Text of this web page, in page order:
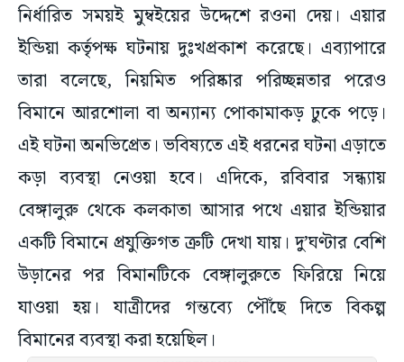
নির্ধারিত সময়ই মুম্বইয়ের উদ্দেশে রওনা দেয়। এয়ার
ইন্ডিয়া কর্তৃপক্ষ ঘটনায় দুঃখপ্রকাশ করেছে। এব্যাপারে
তারা বলেছে, নিয়মিত পরিষ্কার পরিচ্ছন্নতার পরেও
বিমানে আরশোলা বা অন্যান্য পোকামাকড় ঢুকে পড়ে।
এই ঘটনা অনভিপ্রেত। ভবিষ্যতে এই ধরনের ঘটনা এড়াতে
কড়া ব্যবস্থা নেওয়া হবে। এদিকে, রবিবার সন্ধ্যায়
বেঙ্গালুরু থেকে কলকাতা আসার পথে এয়ার ইন্ডিয়ার
একটি বিমানে প্রযুক্তিগত ত্রুটি দেখা যায়। দু’ঘণ্টার বেশি
উড়ানের পর বিমানটিকে বেঙ্গালুরুতে ফিরিয়ে নিয়ে
যাওয়া হয়। যাত্রীদের গন্তব্যে পৌঁছে দিতে বিকল্প
বিমানের ব্যবস্থা করা হয়েছিল।